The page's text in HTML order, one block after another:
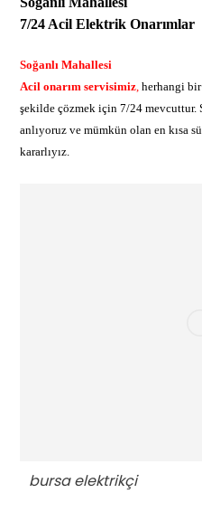
7/24 Acil Elektrik Onarımlar
Soğanlı Mahallesi
Acil onarım servisimiz, herhangi
şekilde çözmek için 7/24
anlıyoruz ve mümkün olan en kısa
kararlıyız.
bursa elektrikçi